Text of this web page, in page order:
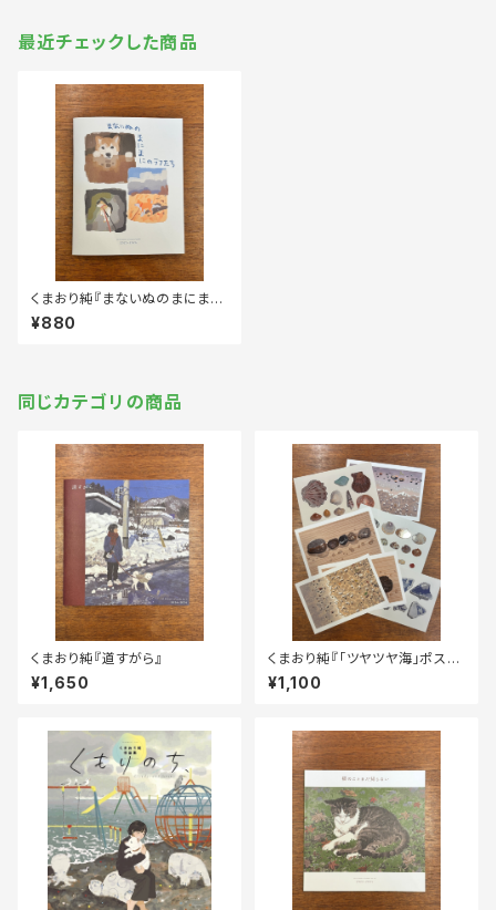
最近チェックした商品
くまおり純『まないぬのまにまに
のラフたち』
¥880
同じカテゴリの商品
くまおり純『道すがら』
¥1,650
くまおり純『「ツヤツヤ海」ポスト
カードセット』
¥1,100